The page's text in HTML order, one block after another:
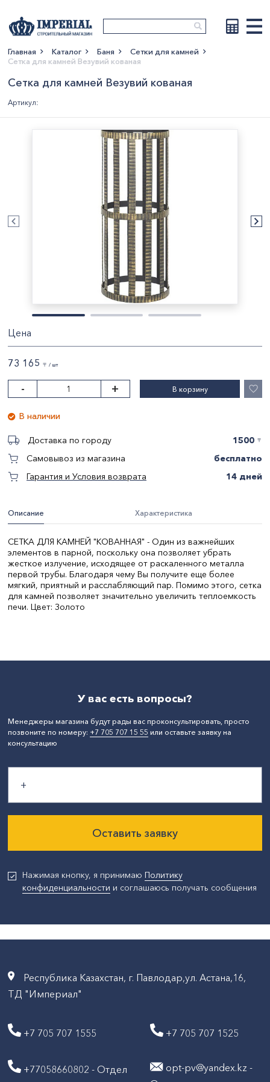
Главная Каталог Баня
Сетки для камней
Сетка для камней Везувий кованая
Сетка для камней Везувий кованая
Артикул:
Описание Характеристика
СЕТКА ДЛЯ КАМНЕЙ "КОВАННАЯ" - Один из важнейших
элементов в парной, поскольку она позволяет убрать
жесткое излучение, исходящее от раскаленного металла
первой трубы. Благодаря чему Вы получите еще более
мягкий, приятный и расслабляющий пар. Помимо этого, сетка
для камней позволяет значительно увеличить теплоемкость
печи. Цвет: Золото
Материал:
Сталь
Цена
73 165 〒 / шт
- + В корзину
В наличии
Доставка по городу 1500 〒
Самовывоз из магазина
бесплатно
Гарантия и Условия возврата
14 дней
У вас есть вопросы?
Менеджеры магазина будут рады вас проконсультировать, просто
позвоните по номеру: +7 705 707 15 55 или оставьте заявку на
консультацию
Оставить заявку
Нажимая кнопку, я принимаю Политику
конфиденциальности и соглашаюсь получать сообщения
Республика Казахстан, г. Павлодар,ул. Астана,16,
ТД "Империал"
+7 705 707 1555 +7 705 707 1525
+77058660802 - Отдел
opt-pv@yandex.kz -